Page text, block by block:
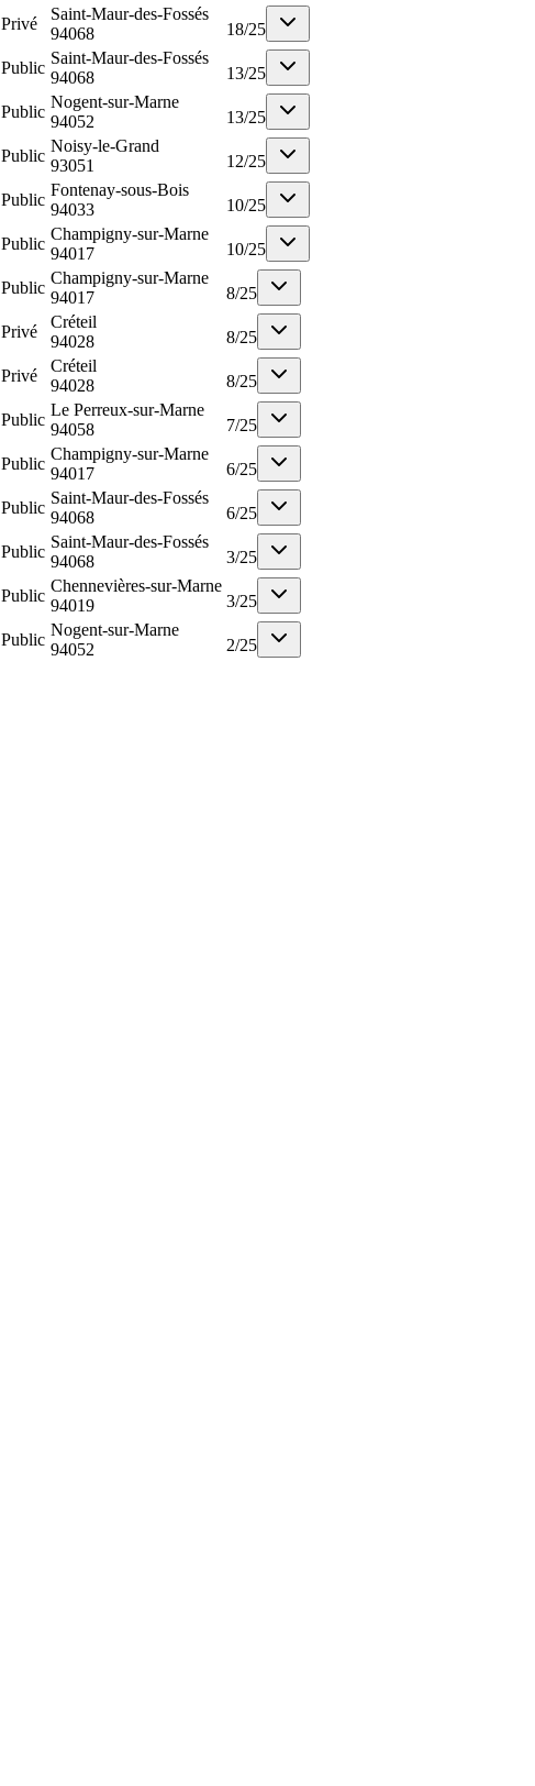
Privé
Saint-Maur-des-Fossés
94068
18/25
Public
Saint-Maur-des-Fossés
94068
13/25
Public
Nogent-sur-Marne
94052
13/25
Public
Noisy-le-Grand
93051
12/25
Public
Fontenay-sous-Bois
94033
10/25
Public
Champigny-sur-Marne
94017
10/25
Public
Champigny-sur-Marne
94017
8/25
Privé
Créteil
94028
8/25
Privé
Créteil
94028
8/25
Public
Le Perreux-sur-Marne
94058
7/25
Public
Champigny-sur-Marne
94017
6/25
Public
Saint-Maur-des-Fossés
94068
6/25
Public
Saint-Maur-des-Fossés
94068
3/25
Public
Chennevières-sur-Marne
94019
3/25
Public
Nogent-sur-Marne
94052
2/25